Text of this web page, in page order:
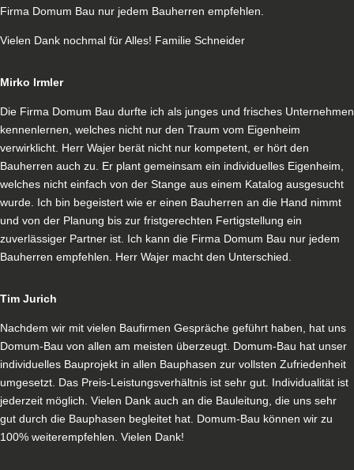
Firma Domum Bau nur jedem Bauherren empfehlen.
Vielen Dank nochmal für Alles! Familie Schneider
Mirko Irmler
Die Firma Domum Bau durfte ich als junges und frisches Unternehmen
kennenlernen, welches nicht nur den Traum vom Eigenheim
verwirklicht. Herr Wajer berät nicht nur kompetent, er hört den
Bauherren auch zu. Er plant gemeinsam ein individuelles Eigenheim,
welches nicht einfach von der Stange aus einem Katalog ausgesucht
wurde. Ich bin begeistert wie er einen Bauherren an die Hand nimmt
und von der Planung bis zur fristgerechten Fertigstellung ein
zuverlässiger Partner ist. Ich kann die Firma Domum Bau nur jedem
Bauherren empfehlen. Herr Wajer macht den Unterschied.
Tim Jurich
Nachdem wir mit vielen Baufirmen Gespräche geführt haben, hat uns
Domum-Bau von allen am meisten überzeugt. Domum-Bau hat unser
individuelles Bauprojekt in allen Bauphasen zur vollsten Zufriedenheit
umgesetzt. Das Preis-Leistungsverhältnis ist sehr gut. Individualität ist
jederzeit möglich. Vielen Dank auch an die Bauleitung, die uns sehr
gut durch die Bauphasen begleitet hat. Domum-Bau können wir zu
100% weiterempfehlen. Vielen Dank!